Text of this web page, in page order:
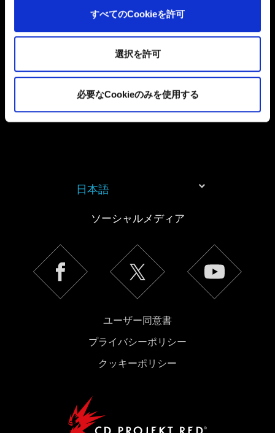
うなコンテンツをお届けするために、一部のCookieをパ
これらのオプションが有効になることはありません。
Cookieの使用およびパフォーマンスの変更点に関する詳
細は、下記の「設定」メニューでご確認ください。
すべてのCookieを許可
選択を許可
必要なCookieのみを使用する
個人データの取り扱いに関するお知らせ
日本語
ソーシャルメディア
ユーザー同意書
プライバシーポリシー
クッキーポリシー